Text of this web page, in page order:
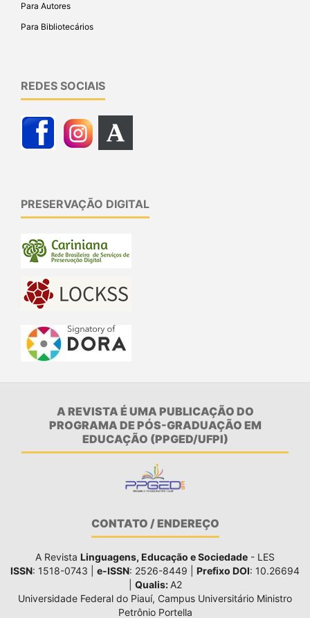
Para Autores
Para Bibliotecários
REDES SOCIAIS
PRESERVAÇÃO DIGITAL
A REVISTA É UMA PUBLICAÇÃO DO
PROGRAMA DE PÓS-GRADUAÇÃO EM
EDUCAÇÃO (PPGED/UFPI)
CONTATO / ENDEREÇO
A Revista Linguagens, Educação e Sociedade - LES
ISSN: 1518-0743 | e-ISSN: 2526-8449 | Prefixo DOI: 10.26694
Qualis:A2
Universidade Federal do Piauí, Campus Universitário Ministro
Petrônio Portella